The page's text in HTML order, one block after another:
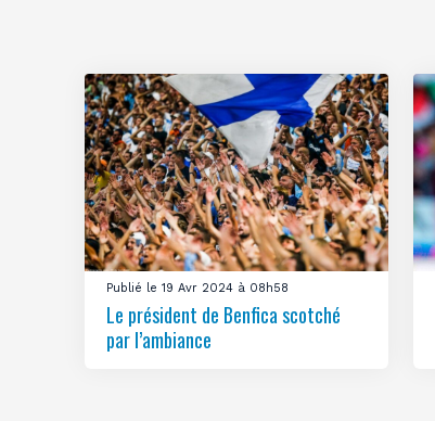
Publié le 19 Avr 2024 à 08h58
Le président de Benfica scotché
par l’ambiance